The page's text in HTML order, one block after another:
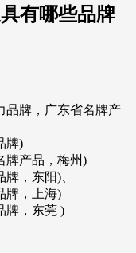
有哪些品牌
品牌，广东省名牌产
牌)
牌产品，梅州)
，东阳)、
牌，上海)
牌，东莞 )